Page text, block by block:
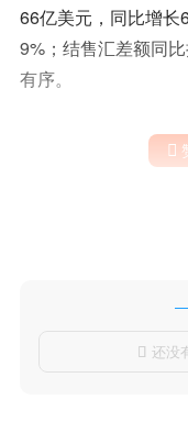
66亿美元，同比增长
9%；结售汇差额同
有序。

 还没